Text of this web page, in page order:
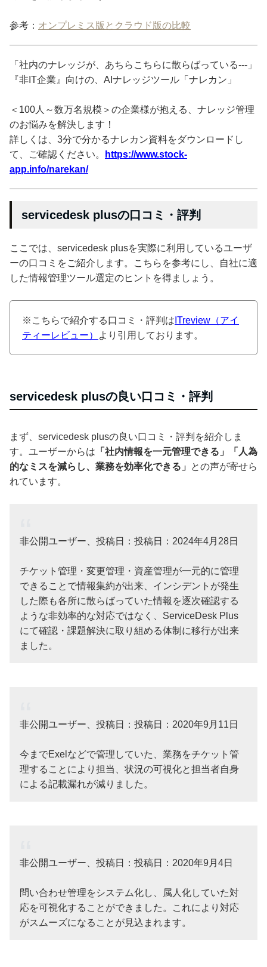
参考： オンプレミス版とクラウド版の比較
「社内のナレッジが、あちらこちらに散らばっている---」
『非IT企業』向けの、AIナレッジツール「ナレカン」
＜100人～数万名規模＞の企業様が抱える、ナレッジ管理
のお悩みを解決します！
詳しくは、3分で分かるナレカン資料をダウンロードし
て、ご確認ください。
https://www.stock-
app.info/narekan/
servicedesk plusの口コミ・評判
ここでは、servicedesk plusを実際に利用しているユーザ
ーの口コミをご紹介します。こちらを参考にし、自社に適
した情報管理ツール選定のヒントを得ましょう。
※こちらで紹介する口コミ・評判は ITreview（アイ
ティーレビュー）
より引用しております。
servicedesk plusの良い口コミ・評判
まず、servicedesk plusの良い口コミ・評判を紹介しま
す。ユーザーからは 「社内情報を一元管理できる」「人為
的なミスを減らし、業務を効率化できる」
との声が寄せら
れています。
非公開ユーザー、投稿日：投稿日：2024年4月28日
チケット管理・変更管理・資産管理が一元的に管理
できることで情報集約が出来、インシデントが発生
した際も各所に散らばっていた情報を逐次確認する
ような非効率的な対応ではなく、ServiceDesk Plus
にて確認・課題解決に取り組める体制に移行が出来
ました。
非公開ユーザー、投稿日：投稿日：2020年9月11日
今までExelなどで管理していた、業務をチケット管
理することにより担当、状況の可視化と担当者自身
による記載漏れが減りました。
非公開ユーザー、投稿日：投稿日：2020年9月4日
問い合わせ管理をシステム化し、属人化していた対
応を可視化することができました。これにより対応
がスムーズになることが見込まれます。